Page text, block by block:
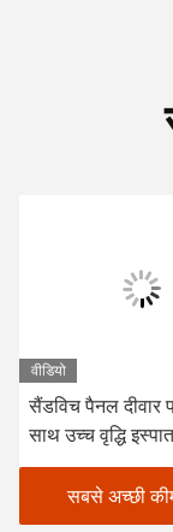
वीडियो
सैंडविच पैनल दीवार
साथ उच्च वृद्धि इस्पात
भवन
सबसे अच्छी